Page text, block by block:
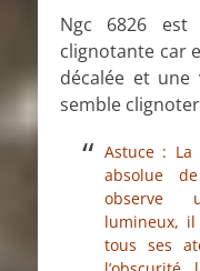
Ngc 6826 est
clignotante car
décalée et une
semble
Astuce : La
absolue de
observe
lumineux,
tous ses